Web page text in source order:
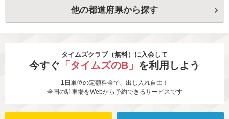
他の都道府県から探す
タイムズクラブ（無料）に入会して
今すぐ 「タイムズのB」 を利用しよう
1日単位の定額料金で、出し入れ自由！
全国の駐車場をWebから予約できるサービスです